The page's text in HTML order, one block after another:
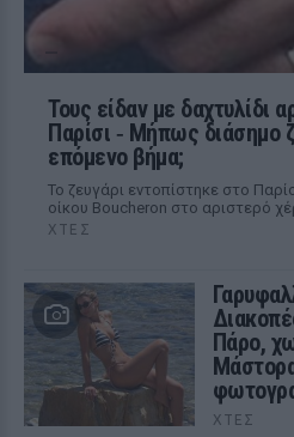
Τους είδαν με δαχτυλίδι
Παρίσι ‑ Μήπως διάσημο
επόμενο βήμα;
Το ζευγάρι εντοπίστηκε στο
οίκου Boucheron στο αριστερό
ΧΤΕΣ
Πάρο,
ΧΤΕΣ